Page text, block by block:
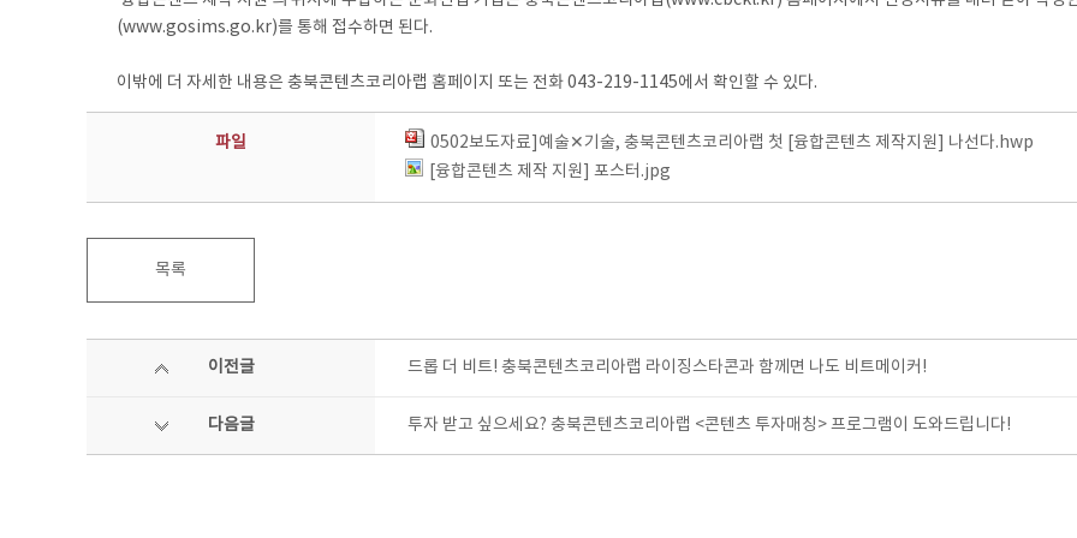
(www.gosims.go.kr)를 통해 접수하면 된다.
이밖에 더 자세한 내용은 충북콘텐츠코리아랩 홈페이지 또는 전화 043-219-1145에서 확인할 수 있다.
파일
0502보도자료]예술✕기술, 충북콘텐츠코리아랩 첫 [융합콘텐츠 제작지원] 나선다.hwp
[융합콘텐츠 제작 지원] 포스터.jpg
목록
이전글 드롭 더 비트! 충북콘텐츠코리아랩 라이징스타콘과 함께면 나도 비트메이커!
다음글 투자 받고 싶으세요? 충북콘텐츠코리아랩 <콘텐츠 투자매칭> 프로그램이 도와드립니다!